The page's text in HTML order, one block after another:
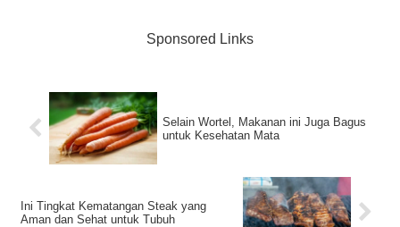
Sponsored Links
Selain Wortel, Makanan ini Juga Bagus
untuk Kesehatan Mata
Ini Tingkat Kematangan Steak yang
Aman dan Sehat untuk Tubuh